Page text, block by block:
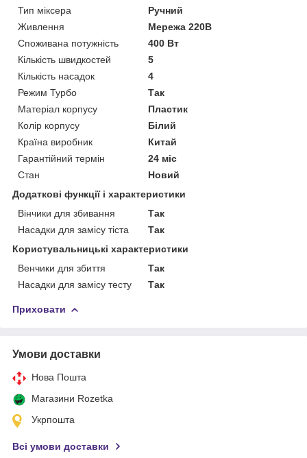
Тип міксера
Ручний
Живлення
Мережа 220В
Споживана потужність
400 Вт
Кількість швидкостей
5
Кількість насадок
4
Режим Турбо
Так
Матеріал корпусу
Пластик
Колір корпусу
Білий
Країна виробник
Китай
Гарантійний термін
24 міс
Стан
Новий
Додаткові функції і характеристики
Вінчики для збивання
Так
Насадки для замісу тіста
Так
Користувальницькі характеристики
Венчики для збиття
Так
Насадки для замісу тесту
Так
Приховати
Умови доставки
Нова Пошта
Магазини Rozetka
Укрпошта
Всі умови доставки